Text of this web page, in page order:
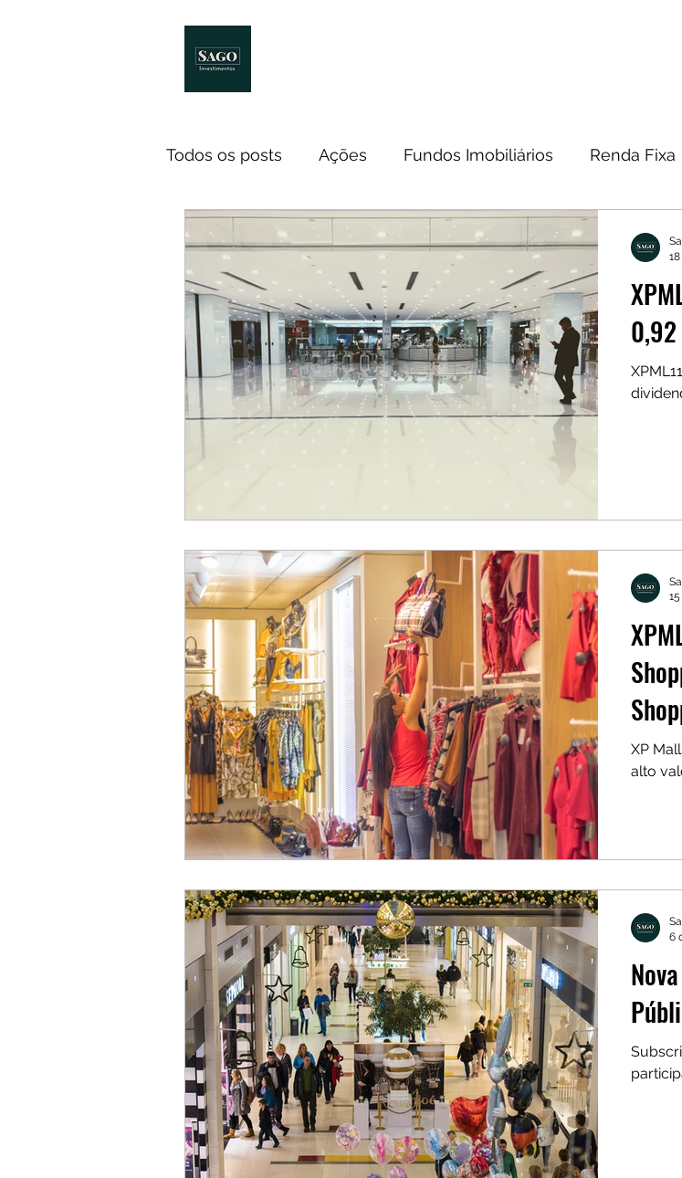
Todos os posts Ações Fundos Imobiliários Renda Fixa
Notícias ETF Economia Metais Preciosos
Investidores Cursos Frases Dicas Carteira
XP
alto
6